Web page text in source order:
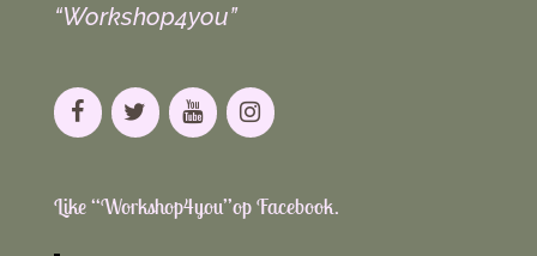
“Workshop4you”
Like “Workshop4you”op Facebook.